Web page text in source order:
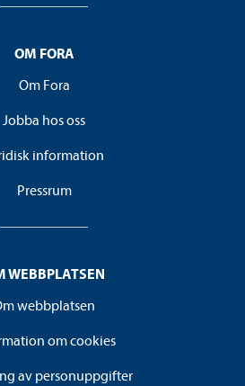
OM FORA
Om Fora
Jobba hos oss
information
Pressrum
WEBBPLATSEN
webbplatsen
om cookies
av personuppgifter